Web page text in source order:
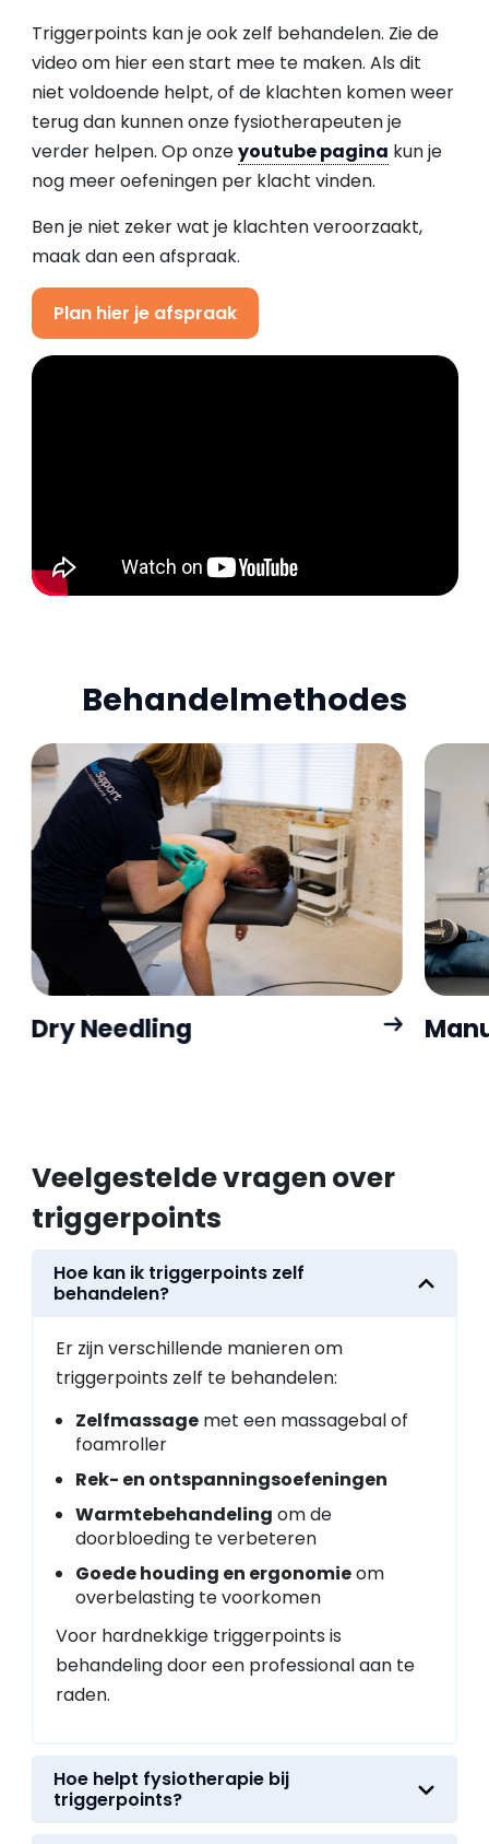
Triggerpoints kan je ook zelf behandelen. Zie de
video om hier een start mee te maken. Als dit
niet voldoende helpt, of de klachten komen weer
terug dan kunnen onze fysiotherapeuten je
verder helpen. Op onzeyoutube pagina kun je
nog meer oefeningen per klacht vinden.
Ben je niet zeker wat je klachten veroorzaakt,
maak dan een afspraak.
Plan hier je afspraak
Behandelmethodes
Dry Needling
Veelgestelde vragen over
triggerpoints
Hoe kan ik triggerpoints zelf
behandelen?
Er zijn verschillende manieren om
triggerpoints zelf te behandelen:
Zelfmassagemet een massagebal of
foamroller
Rek- en ontspanningsoefeningen
Warmtebehandeling om de
doorbloeding te verbeteren
Goede houding en ergonomieom
overbelasting te voorkomen
Voor hardnekkige triggerpoints is
behandeling door een professional aan te
raden.
Hoe helpt fysiotherapie bij
triggerpoints?